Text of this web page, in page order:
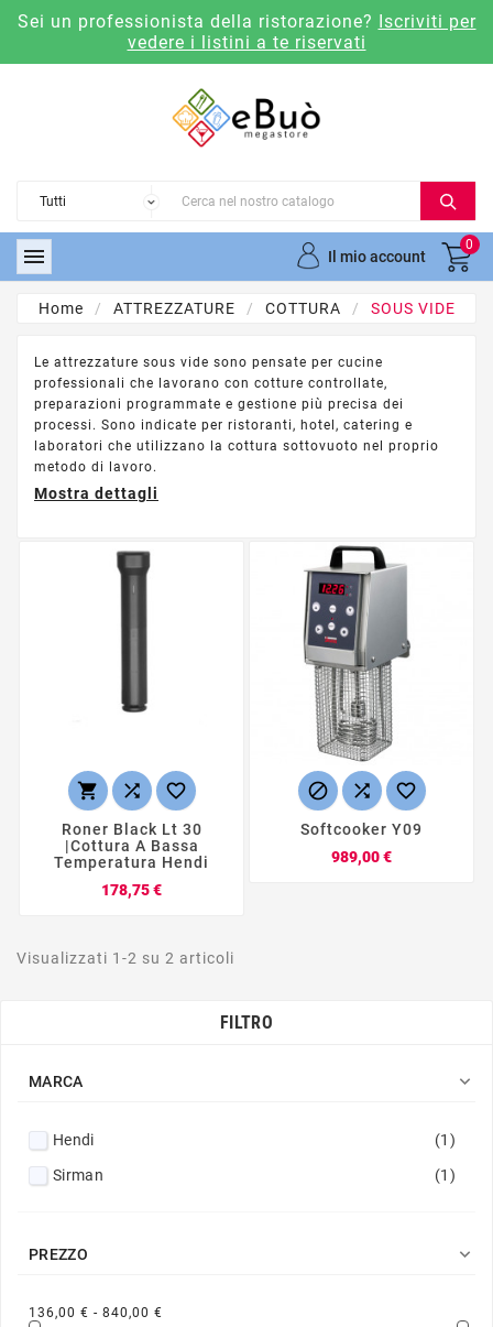
Sei un professionista della ristorazione? Iscriviti per
vedere i listini a te riservati
 Il mio account
0
Home ATTREZZATURE COTTURA SOUS VIDE
Le attrezzature sous vide sono pensate per cucine
professionali che lavorano con cotture controllate,
preparazioni programmate e gestione più precisa dei
processi. Sono indicate per ristoranti, hotel, catering e
laboratori che utilizzano la cottura sottovuoto nel proprio
metodo di lavoro.
Mostra dettagli
  
Roner Black Lt 30
|Cottura A Bassa
Temperatura Hendi
178,75 €Prezzo
  
Softcooker Y09
989,00 €Prezzo
Visualizzati 1-2 su 2 articoli
FILTRO
MARCA 
Hendi
(1)
Sirman
(1)
PREZZO 
136,00 € - 840,00 €